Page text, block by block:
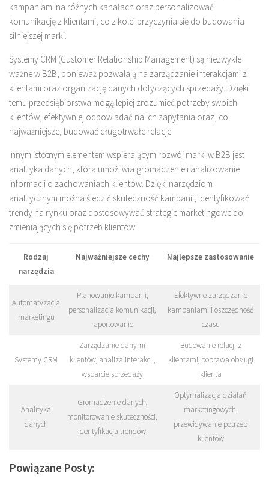
kampaniami na różnych kanałach oraz personalizować
komunikację z klientami, co z kolei przyczynia się do budowania
silniejszej marki.
Systemy CRM (Customer Relationship Management) są niezwykle
ważne w B2B, ponieważ pozwalają na zarządzanie interakcjami z
klientami oraz organizację danych dotyczących sprzedaży. Dzięki
temu przedsiębiorstwa mogą lepiej zrozumieć potrzeby swoich
klientów, efektywniej odpowiadać na ich zapytania oraz, co
najważniejsze, budować długotrwałe relacje.
Innym istotnym elementem wspierającym rozwój marki w B2B jest
analityka danych, która umożliwia gromadzenie i analizowanie
informacji o zachowaniach klientów. Dzięki narzędziom
analitycznym można śledzić skuteczność kampanii, identyfikować
trendy na rynku oraz dostosowywać strategie marketingowe do
zmieniających się potrzeb klientów.
Rodzaj
narzędzia
Najważniejsze cechy Najlepsze zastosowanie
Automatyzacja
marketingu
Planowanie kampanii,
personalizacja komunikacji,
raportowanie
Efektywne zarządzanie
kampaniami i oszczędność
czasu
Systemy CRM
Zarządzanie danymi
klientów, analiza interakcji,
wsparcie sprzedaży
Budowanie relacji z
klientami, poprawa obsługi
klienta
Analityka
danych
Gromadzenie danych,
monitorowanie skuteczności,
identyfikacja trendów
Optymalizacja działań
marketingowych,
przewidywanie potrzeb
klientów
Powiązane Posty: